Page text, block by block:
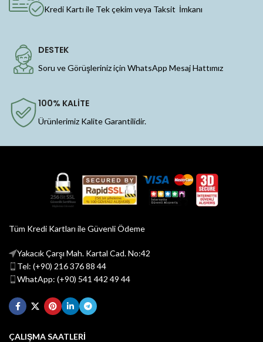
Kredi Kartı ile Tek çekim veya Taksit İmkanı
DESTEK
Soru ve Görüşleriniz için WhatsApp Mesaj Hattımız
100% KALİTE
Ürünlerimiz Kalite Garantilidir.
Tüm Kredi Kartları ile Güvenli Ödeme
Yakacık Çarşı Mah. Kartal Cad. No:42
Tel: (+90) 216 376 88 44
WhatApp: (+90) 541 442 49 44
ÇALIŞMA SAATLERİ